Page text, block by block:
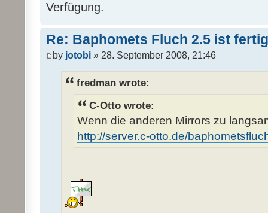
Verfügung.
Re: Baphomets Fluch 2.5 ist fertig
by jotobi » 28. September 2008, 21:46
fredman wrote:
C-Otto wrote:
Wenn die anderen Mirrors zu
http://server.c-otto.de/